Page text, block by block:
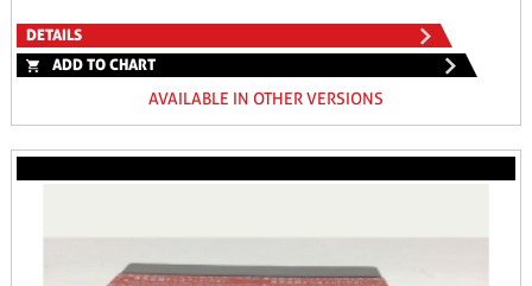
DETAILS
ADD TO CHART
AVAILABLE IN OTHER VERSIONS